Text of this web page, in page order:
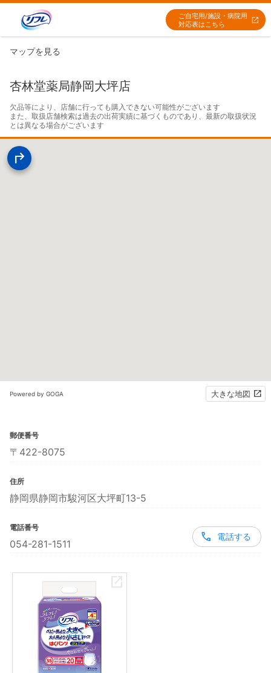
ご自宅用/施設・病院用
対応表はこちら
マップを見る
杏林堂薬局静岡大坪店
欠品等により、店舗に行っても購入できない可能性がございます
また、取扱店舗検索は過去の出荷実績に基づくものであり、最新の取扱状況
とは異なる場合がございます
Powered by GOGA 大きな地図
郵便番号
〒422-8075
住所
静岡県静岡市駿河区大坪町13-5
電話番号
054-281-1511
電話する